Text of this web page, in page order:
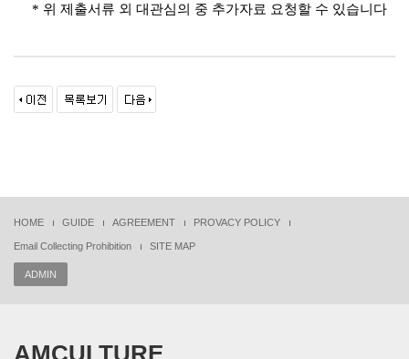
* 위 제출서류 외 대관심의 중 추가자료 요청할 수 있습니다
HOME GUIDE AGREEMENT PROVACY POLICY
Email Collecting Prohibition SITE MAP
ADMIN
AMCULTURE